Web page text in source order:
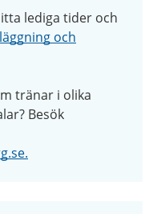
lediga tider och
och
tränar i olika
Besök